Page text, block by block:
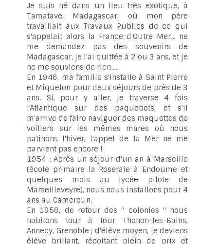
Je suis né dans un lieu très exotique, à
Tamatave, Madagascar, où mon père
travaillait aux Travaux Publics de ce qui
s'appelait alors la France d'Outre Mer... ne
me demandez pas des souvenirs de
Madagascar, je l'ai quittée à 2 ou 3 ans, et je
ne me souviens de rien.....
En 1946, ma famille s'installe à Saint Pierre
et Miquelon pour deux séjours de près de 3
ans. Si, pour y aller, je traverse 4 fois
l'Atlantique sur des paquebots, et s'il
m'arrive de faire naviguer des maquettes de
voiliers sur les mêmes mares où nous
patinons l'hiver, l'appel de la Mer ne me
parvient pas encore !
1954 : Après un séjour d'un an à Marseille
(école primaire la Roseraie à Endoume et
quelques mois au lycée pilote de
Marseilleveyre), nous nous installons pour 4
ans au Cameroun.
En 1958, de retour des " colonies " nous
habitons tour à tour Thonon-les-Bains,
Annecy, Grenoble ; d'élève moyen, je deviens
élève brillant, récoltant plein de prix et